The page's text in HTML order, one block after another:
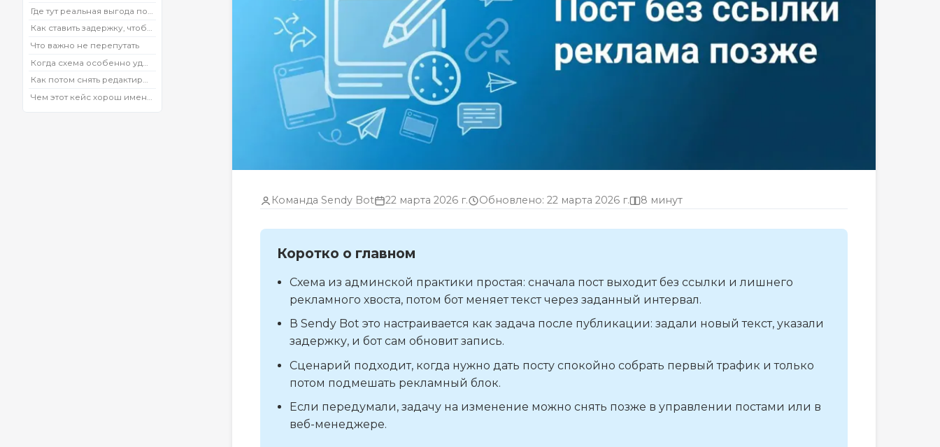
Как ставить задержку, чтобы всё не поехало
Что важно не перепутать
Как потом снять редактирование
Команда Sendy Bot 22 марта 2026 г. Обновлено: 22 марта 2026 г. 8 минут
Коротко о главном
Схема из админской практики простая: сначала пост выходит без ссылки и лишнего
рекламного хвоста, потом бот меняет текст через заданный интервал.
В Sendy Bot это настраивается как задача после публикации: задали новый текст, указали
задержку, и бот сам обновит запись.
Сценарий подходит, когда нужно дать посту спокойно собрать первый трафик и только
потом подмешать рекламный блок.
Если передумали, задачу на изменение можно снять позже в управлении постами или в
веб-менеджере.